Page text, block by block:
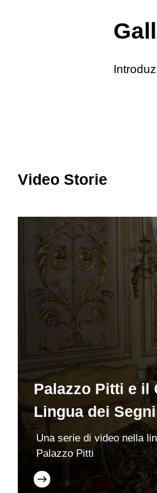
Video Storie
Palazzo Pitti e il
Lingua dei Segni
Una serie di video nella
Palazzo Pitti